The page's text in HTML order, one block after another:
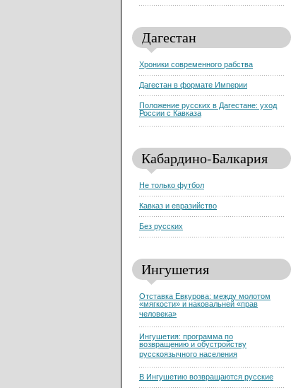
Дагестан
Хроники современного рабства
Дагестан в формате Империи
Положение русских в Дагестане: уход
России с Кавказа
Кабардино-Балкария
Не только футбол
Кавказ и евразийство
Без русских
Ингушетия
Отставка Евкурова: между молотом
«мягкости» и наковальней «прав
человека»
Ингушетия: программа по
возвращению и обустройству
русскоязычного населения
В Ингушетию возвращаются русские